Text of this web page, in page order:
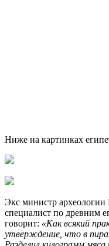
Ниже на картинках
Экс министр
специалист по древним
говорит: «Как всякий
утверждение, что в